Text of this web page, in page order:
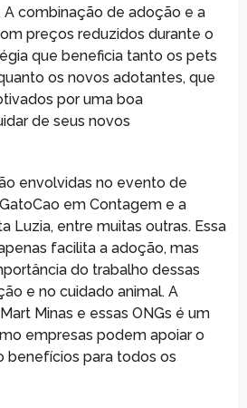
combinação de adoção e a
preços reduzidos durante o
que beneficia tanto os pets
os novos adotantes, que
por uma boa
de seus novos
envolvidas no evento de
em Contagem e a
Luzia, entre muitas outras. Essa
facilita a adoção, mas
do trabalho dessas
e no cuidado animal. A
Minas e essas ONGs é um
empresas podem apoiar o
benefícios para todos os